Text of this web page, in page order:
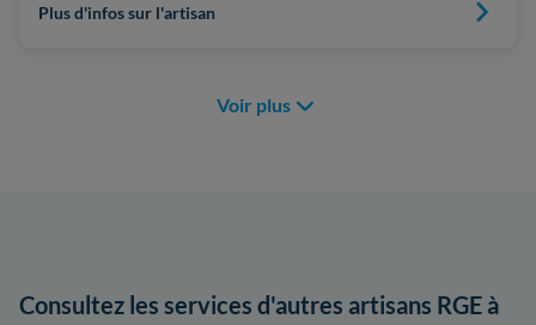
Plus d'infos sur l'artisan
Voir plus
Consultez les services d'autres artisans RGE à